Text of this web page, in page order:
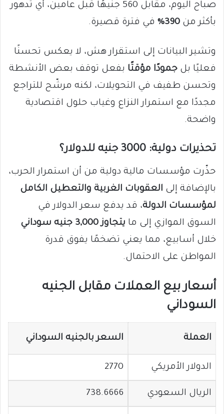
صباح اليوم، مقابل 560 جنيهًا قبل عامين، أي تدهور
بأكثر من 390% في فترة قصيرة.
وتشير البيانات إلى استقرار هش، لا يعكس تحسنًا
فعليًا بل جمودًا مؤقتًا بفعل توقف بعض الأنشطة
وتحسن طفيف في التحويلات، لكنه مرشّح للتراجع
مجددًا مع استمرار النزاع وغياب حلول اقتصادية
واضحة.
تحذيرات دولية: 3000 جنيه للدولار؟
حذّرت مؤسسات مالية دولية من أن استمرار الحرب،
بالإضافة إلى العقوبات الغربية والتعطيل الكامل
لمؤسسات الدولة، قد يدفع سعر الدولار في
السوق الموازي إلى ما يتجاوز 3,000 جنيه سوداني
خلال أسابيع، مما يعني تضخمًا يفوق قدرة
المواطن على الاحتمال.
أسعار بيع العملات مقابل الجنيه
السوداني
العملة السعر بالجنيه السوداني
الدولار الأمريكي 2770
الريال السعودي 738.6666